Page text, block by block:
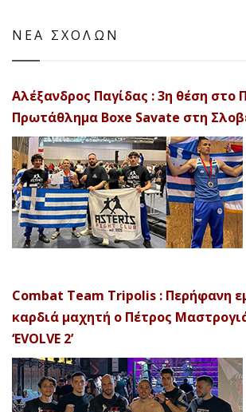
ΝΕΑ ΣΧΟΛΩΝ
Αλέξανδρος Παγίδας : 3η θέση στο
Πρωτάθλημα Boxe Savate στη
Combat Team Tripolis : Περήφανη
καρδιά μαχητή ο Πέτρος
‘EVOLVE 2’